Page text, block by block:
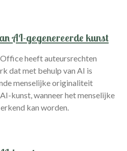
AI-gegenereerde kunst
heeft auteursrechten
dat met behulp van AI is
menselijke originaliteit
kunst, wanneer het menselijke
kan worden.